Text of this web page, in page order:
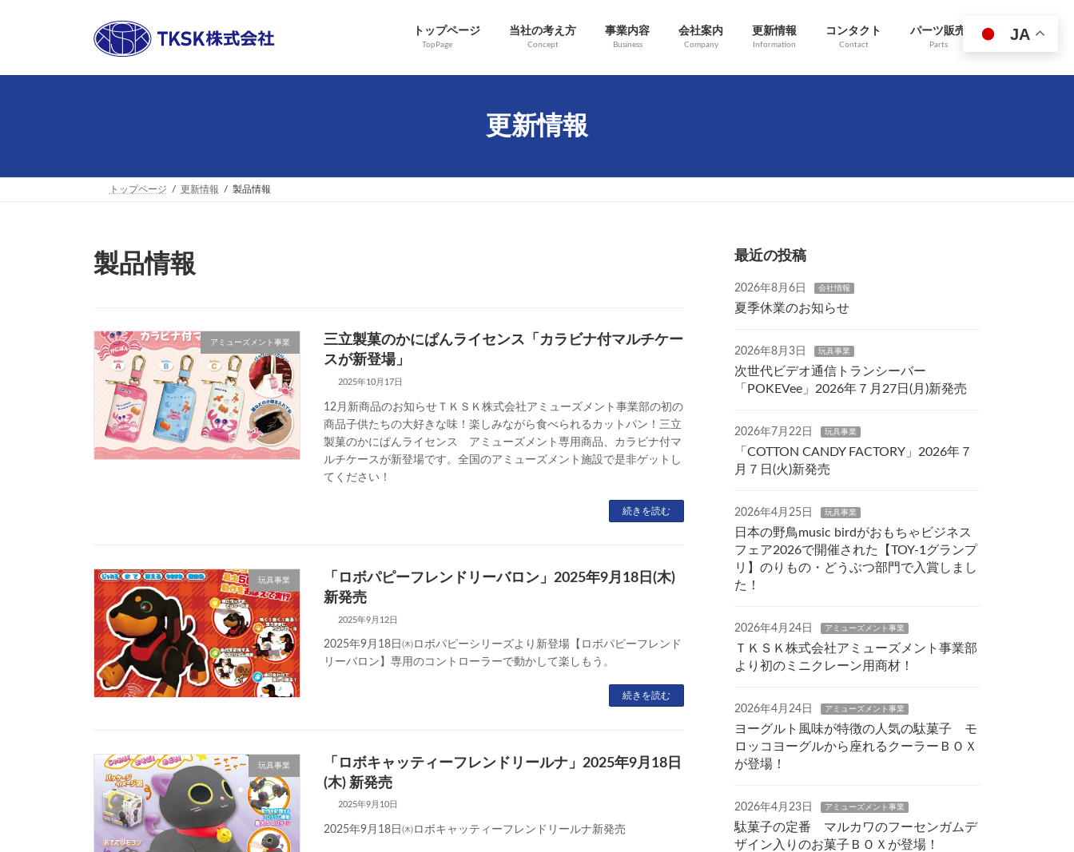
ツ
シ
トップページ
TopPage
当社の考え方
Concept
事業内容
Business
会社案内
Company
更新情報
Information
コンタクト
Contact
パーツ販売
Parts
更新情報
トップページ 更新情報 製品情報
製品情報
アミューズメント事業
三立製菓のかにぱんライセンス「カラビナ付マルチケー
スが新登場」
2025年10月17日
12月新商品のお知らせＴＫＳＫ株式会社アミューズメント事業部の初の
商品子供たちの大好きな味！楽しみながら食べられるカットパン！三立
製菓のかにぱんライセンス アミューズメント専用商品、カラビナ付マ
ルチケースが新登場です。全国のアミューズメント施設で是非ゲットし
てください！
続きを読む
玩具事業
「ロボパピーフレンドリーバロン」2025年9月18日(木)
新発売
2025年9月12日
2025年9月18日㈭ロボパピーシリーズより新登場【ロボパピーフレンド
リーバロン】専用のコントローラーで動かして楽しもう。
続きを読む
玩具事業
「ロボキャッティーフレンドリールナ」2025年9月18日
(木) 新発売
2025年9月10日
2025年9月18日㈭ロボキャッティーフレンドリールナ新発売
最近の投稿
2026年8月6日 会社情報
夏季休業のお知らせ
2026年8月3日 玩具事業
次世代ビデオ通信トランシーバー
「POKEVee」2026年７月27日(月)新発売
2026年7月22日 玩具事業
「COTTON CANDY FACTORY」2026年７
月７日(火)新発売
2026年4月25日 玩具事業
日本の野鳥music birdがおもちゃビジネス
フェア2026で開催された【TOY-1グランプ
リ】のりもの・どうぶつ部門で入賞しまし
た！
2026年4月24日 アミューズメント事業
ＴＫＳＫ株式会社アミューズメント事業部
より初のミニクレーン用商材！
2026年4月24日 アミューズメント事業
ヨーグルト風味が特徴の人気の駄菓子 モ
ロッコヨーグルから座れるクーラーＢＯＸ
が登場！
2026年4月23日 アミューズメント事業
駄菓子の定番 マルカワのフーセンガムデ
ザイン入りのお菓子ＢＯＸが登場！
JA